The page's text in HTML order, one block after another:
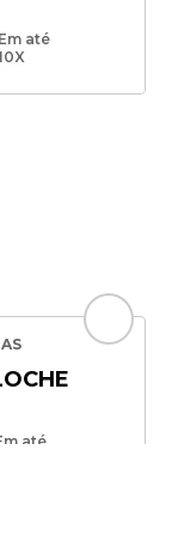
Em até
até